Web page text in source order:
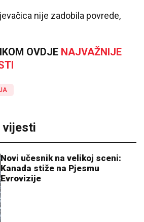
nije zadobila povrede,
OVDJE NAJVAŽNIJE
vijesti
Novi učesnik na velikoj sceni:
Kanada stiže na Pjesmu
Evrovizije